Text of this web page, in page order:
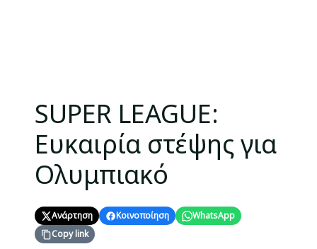
SUPER LEAGUE:
Ευκαιρία στέψης για
Ολυμπιακό
Ανάρτηση Κοινοποίηση
WhatsApp
Copy link